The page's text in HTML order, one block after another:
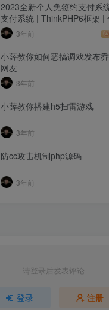
2023全新个人免签约支付系
支付系统 | ThinkPHP6框架 |
搭建教程
3年前
小薛教你如何恶搞调戏发布
网友
3年前
小薛教你搭建h5扫雷游戏
3年前
防cc攻击机制php源码
3年前
请登录后发表评论
登录 注册